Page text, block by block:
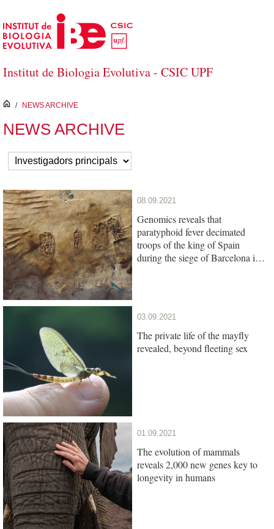
Skip to Main Content
Institut de Biologia Evolutiva - CSIC UPF
inici
/ NEWS ARCHIVE
NEWS ARCHIVE
08.09.2021
Genomics reveals that
paratyphoid fever decimated
troops of the king of Spain
during the siege of Barcelona in
03.09.2021
The private life of the mayfly
revealed, beyond fleeting sex
01.09.2021
The evolution of mammals
reveals 2,000 new genes key to
longevity in humans